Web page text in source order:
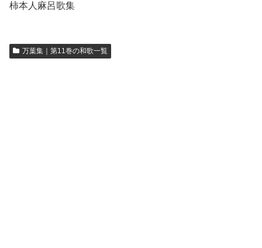
柿本人麻呂歌集
万葉集｜第11巻の和歌一覧